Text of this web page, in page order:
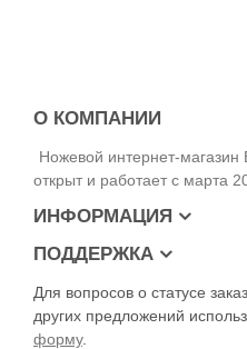
Обработка клинка – Stonewash
Замок – Liner Lock
Вес – 132 г
О КОМПАНИИ
Ножевой интернет-магазин
открыт и работает с марта
ИНФОРМАЦИЯ
ПОДДЕРЖКА
Для вопросов о статусе
других предложений
форму.